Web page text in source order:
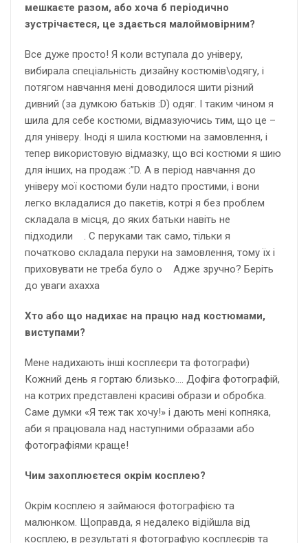
мешкаєте разом, або хоча б періодично
зустрічаєтеся, це здається малоймовірним?
Все дуже просто! Я коли вступала до універу,
вибирала спеціальність дизайну костюмів\одягу, і
потягом навчання мені доводилося шити різний
дивний (за думкою батьків :D) одяг. І таким чином я
шила для себе костюми, відмазуючись тим, що це –
для універу. Іноді я шила костюми на замовлення, і
тепер використовую відмазку, що всі костюми я шию
для інших, на продаж :”D. А в період навчання до
універу мої костюми були надто простими, і вони
легко вкладалися до пакетів, котрі я без проблем
складала в місця, до яких батьки навіть не
підходили . С перуками так само, тільки я
початково складала перуки на замовлення, тому їх і
приховувати не треба було о Адже зручно? Беріть
до уваги ахахха
Хто або що надихає на працю над костюмами,
виступами?
Мене надихають інші косплеєри та фотографи)
Кожний день я гортаю близько…. Дофіга фотографій,
на котрих представлені красиві образи и обробка.
Саме думки «Я теж так хочу!» і дають мені копняка,
аби я працювала над наступними образами або
фотографіями краще!
Чим захоплюєтеся окрім косплею?
Окрім косплею я займаюся фотографією та
малюнком. Щоправда, я недалеко відійшла від
косплею, в результаті я фотографую косплеєрів та